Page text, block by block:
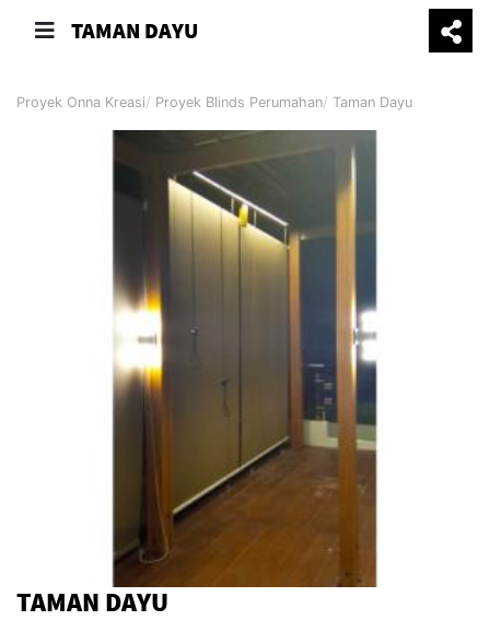
TAMAN DAYU
Proyek Onna Kreasi Proyek Blinds Perumahan Taman Dayu
TAMAN DAYU